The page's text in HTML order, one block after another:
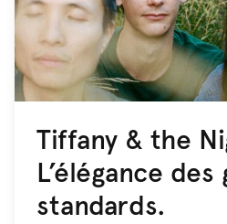
Tiffany & the
L’élégance des
standards.